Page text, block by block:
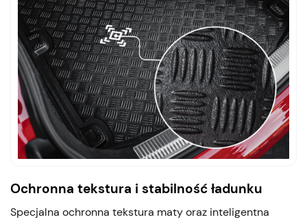
Ochronna tekstura i stabilność ładunku
Specjalna ochronna tekstura maty oraz inteligentna